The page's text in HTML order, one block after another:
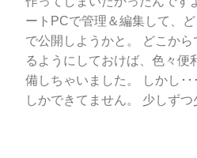
ートPCで管理＆編集して、
で公開しようかと。 どこか
るようにしておけば、色々便
備しちゃいました。 しかし･
しかできてません。 少しずつ